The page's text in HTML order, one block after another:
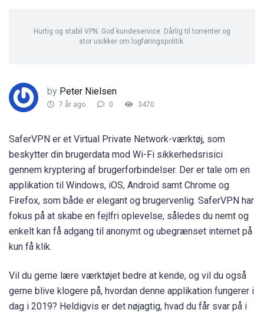
Hurtig og stabil VPN. God kundeservice. Dårlig til torrenter og
stor usikker om logføringspolitik.
by Peter Nielsen
7 år ago 0 3470
SaferVPN er et Virtual Private Network-værktøj, som
beskytter din brugerdata mod Wi-Fi sikkerhedsrisici
gennem kryptering af brugerforbindelser. Der er tale om en
applikation til Windows, iOS, Android samt Chrome og
Firefox, som både er elegant og brugervenlig. SaferVPN har
fokus på at skabe en fejlfri oplevelse, således du nemt og
enkelt kan få adgang til anonymt og ubegrænset internet på
kun få klik.
Vil du gerne lære værktøjet bedre at kende, og vil du også
gerne blive klogere på, hvordan denne applikation fungerer i
dag i 2019? Heldigvis er det nøjagtig, hvad du får svar på i